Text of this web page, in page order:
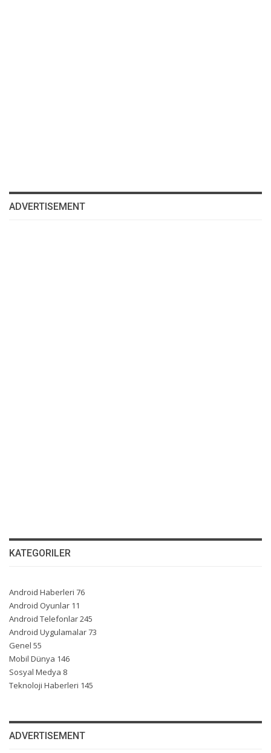
ADVERTISEMENT
KATEGORILER
Android Haberleri 76
Android Oyunlar 11
Android Telefonlar245
Android Uygulamalar73
Genel 55
Mobil Dünya 146
Sosyal Medya 8
Teknoloji Haberleri 145
ADVERTISEMENT